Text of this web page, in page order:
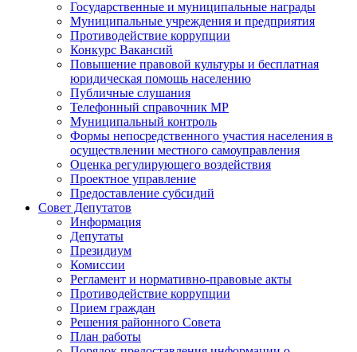
Государственные и муниципальные награды
Муниципальные учреждения и предприятия
Противодействие коррупции
Конкурс Вакансий
Повышение правовой культуры и бесплатная
юридическая помощь населению
Публичные слушания
Телефонный справочник МР
Муниципальный контроль
Формы непосредственного участия населения в
осуществлении местного самоуправления
Оценка регулирующего воздействия
Проектное управление
Предоставление субсидий
Совет Депутатов
Информация
Депутаты
Президиум
Комиссии
Регламент и нормативно-правовые акты
Противодействие коррупции
Прием граждан
Решения районного Совета
План работы